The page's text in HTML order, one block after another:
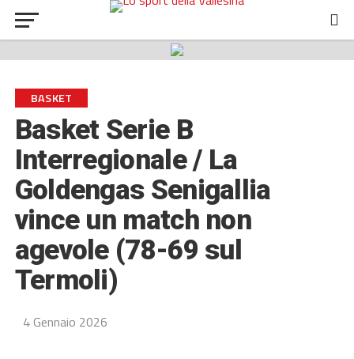
BASKET
Basket Serie B
Interregionale / La
Goldengas Senigallia
vince un match non
agevole (78-69 sul
Termoli)
4 Gennaio 2026